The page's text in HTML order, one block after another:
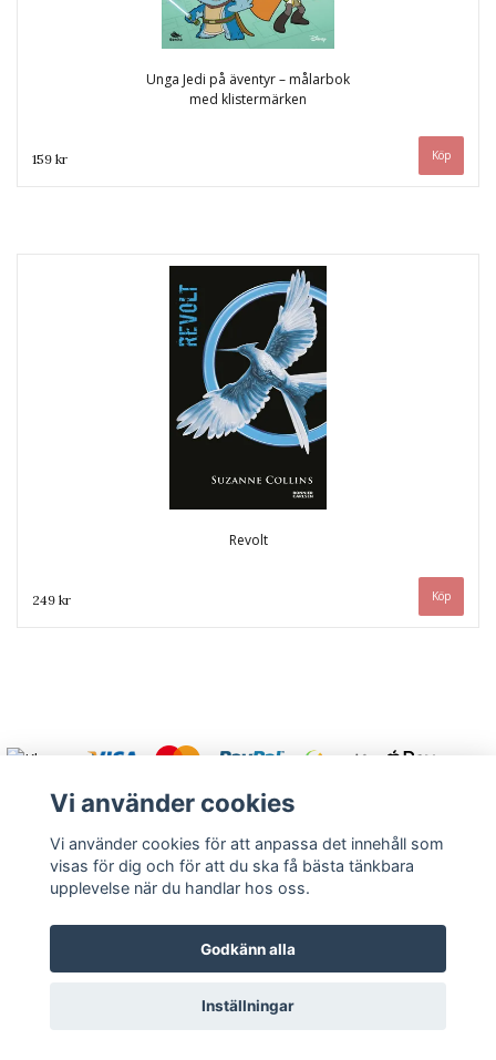
Unga Jedi på äventyr – målarbok
med klistermärken
159 kr
Revolt
249 kr
Varmt välkommen att kontakta oss.
© Copyright 2026 Rutströms bokhandel
Vi använder cookies
Vi använder cookies för att anpassa det innehåll som
visas för dig och för att du ska få bästa tänkbara
upplevelse när du handlar hos oss.
Godkänn alla
Inställningar